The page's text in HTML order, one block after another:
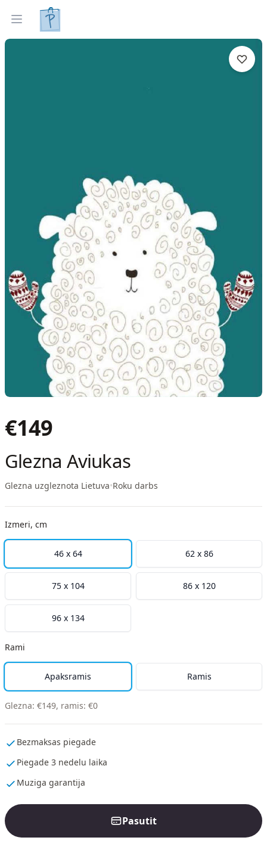
Open menu
Gleznas Izveleties pec interjera
€149
Glezna Aviukas
Glezna uzgleznota Lietuva•Roku darbs
Izmeri, cm
46 x 64 62 x 86
75 x 104 86 x 120
96 x 134
Rami
Apaksramis Ramis
Glezna: €149, ramis: €0
Bezmaksas piegade
Piegade 3 nedelu laika
Muziga garantija
Pasutit